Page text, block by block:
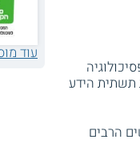
תשתית הידע
הרבים
עוד